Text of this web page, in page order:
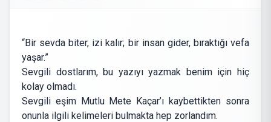
“Bir sevda biter, izi kalır; bir insan gider, bıraktığı vefa
yaşar.”
Sevgili dostlarım, bu yazıyı yazmak benim için hiç
kolay olmadı.
Sevgili eşim Mutlu Mete Kaçar’ı kaybettikten sonra
onunla ilgili kelimeleri bulmakta hep zorlandım.